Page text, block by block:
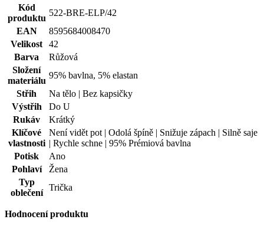
Kód
produktu
522-BRE-ELP/42
EAN
8595684008470
Velikost
42
Barva
Růžová
Složení
materiálu
95% bavlna, 5% elastan
Střih
Na tělo | Bez kapsičky
Výstřih
Do U
Rukáv
Krátký
Klíčové
vlastnosti
Není vidět pot | Odolá špíně | Snižuje zápach | Silně saje
| Rychle schne | 95% Prémiová bavlna
Potisk
Ano
Pohlaví
Žena
Typ
oblečení
Trička
Hodnocení produktu